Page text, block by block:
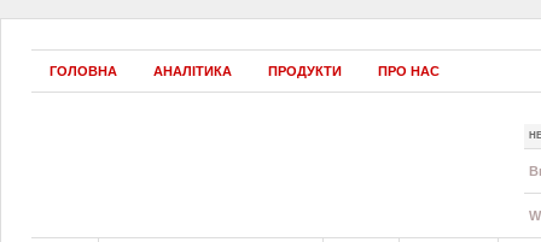
ГОЛОВНА АНАЛІТИКА ПРОДУКТИ ПРО НАС